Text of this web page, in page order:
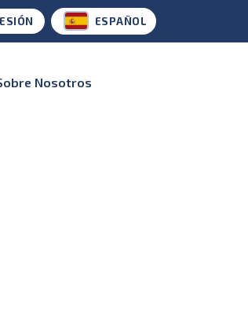
ESPAÑOL
Sobre Nosotros